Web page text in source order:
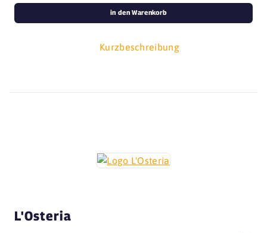
Kurzbeschreibung
in den Warenkorb
L'Osteria